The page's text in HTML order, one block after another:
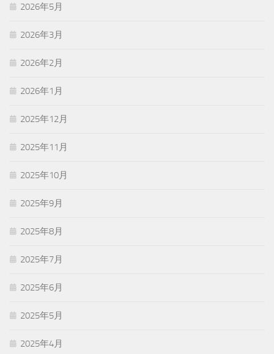
2026年5月
2026年3月
2026年2月
2026年1月
2025年12月
2025年11月
2025年10月
2025年9月
2025年8月
2025年7月
2025年6月
2025年5月
2025年4月